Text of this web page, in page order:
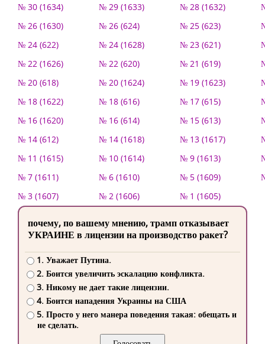
№ 30 (1634)
№ 29 (1633) № 28 (1632)
№ 26 (1630)
№ 26 (624) № 25 (623)
№ 24 (622)
№ 24 (1628) № 23 (621)
№ 22 (1626)
№ 22 (620) № 21 (619)
№ 20 (618)
№ 20 (1624) № 19 (1623)
№ 18 (1622)
№ 18 (616) № 17 (615)
№ 16 (1620)
№ 16 (614) № 15 (613)
№ 14 (612)
№ 14 (1618) № 13 (1617)
№ 11 (1615)
№ 10 (1614) № 9 (1613)
№ 7 (1611)
№ 6 (1610) № 5 (1609)
№ 3 (1607)
№ 2 (1606) № 1 (1605)
почему, по вашему мнению, трамп отказывает
УКРАИНЕ в лицензии на производство ракет?
1. Уважает Путина.
2. Боится увеличить эскалацию конфликта.
3. Никому не дает такие лицензии.
4. Боится нападения Украины на США
5. Просто у него манера поведения такая: обещать и
не сделать.